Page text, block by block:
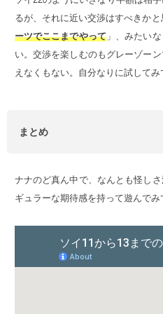
るが、それに近い交渉はすべきか
ーツでここまでやって」、みたい
い。交渉を楽しむのもグレーゾー
えなくもない。自分なりに試してみ
まとめ
ナナのど真ん中で、なんとも怪し
ギュラーな期待感を持って遊んでみ